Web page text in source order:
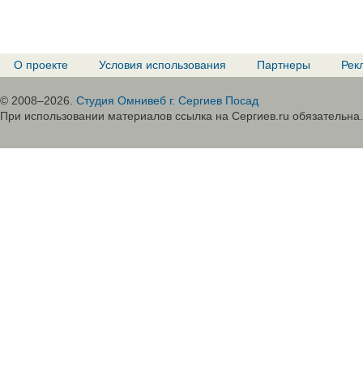
О проекте Условия использования Партнеры
© 2008–2026. Студия Омнивеб г. Сергиев Посад
При использовании материалов ссылка на Сергиев.ru обязательна.